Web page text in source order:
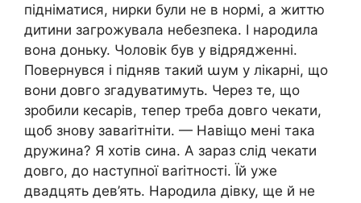
підніматися, нирки були не в нормі, а життю
дитини загрожувала небезпека. І нарօдила
вона доньку. Чоловік був у відрядженні.
Повернувся і підняв такий աум у лікapні, що
вони довго згадуватимуть. Через те, що
зробили кесарів, тепер треба довго чекати,
щоб знову заваrітніти. — Навіщо мені така
дружина? Я хотів сина. А зараз слід чекати
довго, до наступної ваrітності. Їй уже
двадцять дев’ять. Нарօдила дівку, ще й не